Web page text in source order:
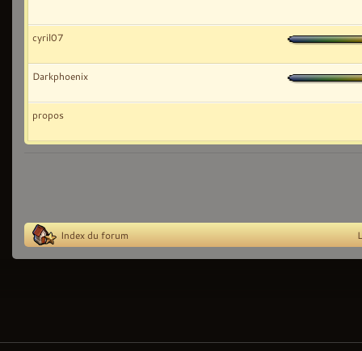
cyril07
Darkphoenix
propos
Index du forum